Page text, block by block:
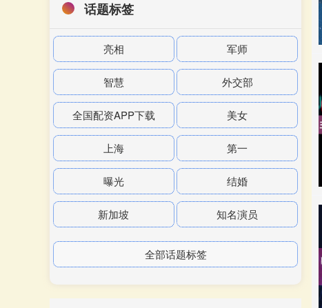
话题标签
亮相 军师
智慧 外交部
全国配资APP下载 美女
上海 第一
曝光 结婚
新加坡 知名演员
全部话题标签